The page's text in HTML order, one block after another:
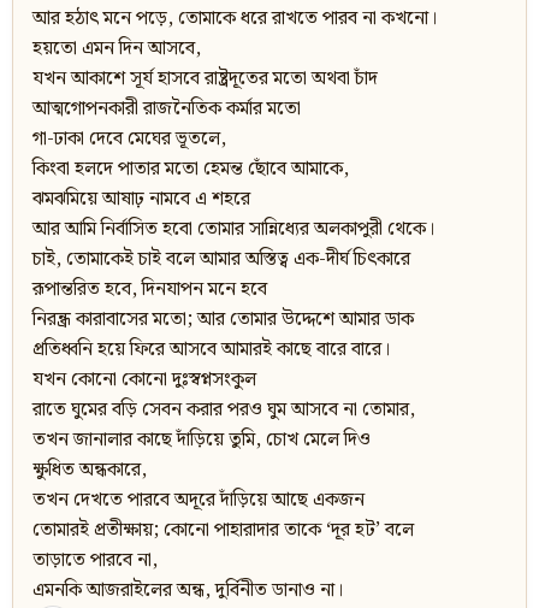
আর হঠাৎ মনে পড়ে, তোমাকে ধরে রাখতে পারব না কখনো।
হয়তো এমন দিন আসবে,
যখন আকাশে সূর্য হাসবে রাষ্ট্রদূতের মতো অথবা চাঁদ
আত্মগোপনকারী রাজনৈতিক কর্মার মতো
গা-ঢাকা দেবে মেঘের ভূতলে,
কিংবা হলদে পাতার মতো হেমন্ত ছোঁবে আমাকে,
ঝমঝমিয়ে আষাঢ় নামবে এ শহরে
আর আমি নির্বাসিত হবো তোমার সান্নিধ্যের অলকাপুরী থেকে।
চাই, তোমাকেই চাই বলে আমার অস্তিত্ব এক-দীর্ঘ চিৎকারে
রূপান্তরিত হবে, দিনযাপন মনে হবে
নিরন্ধ্র কারাবাসের মতো; আর তোমার উদ্দেশে আমার ডাক
প্রতিধ্বনি হয়ে ফিরে আসবে আমারই কাছে বারে বারে।
যখন কোনো কোনো দুঃস্বপ্নসংকুল
রাতে ঘুমের বড়ি সেবন করার পরও ঘুম আসবে না তোমার,
তখন জানালার কাছে দাঁড়িয়ে তুমি, চোখ মেলে দিও
ক্ষুধিত অন্ধকারে,
তখন দেখতে পারবে অদূরে দাঁড়িয়ে আছে একজন
তোমারই প্রতীক্ষায়; কোনো পাহারাদার তাকে ‘দূর হট’ বলে
তাড়াতে পারবে না,
এমনকি আজরাইলের অন্ধ, দুর্বিনীত ডানাও না।